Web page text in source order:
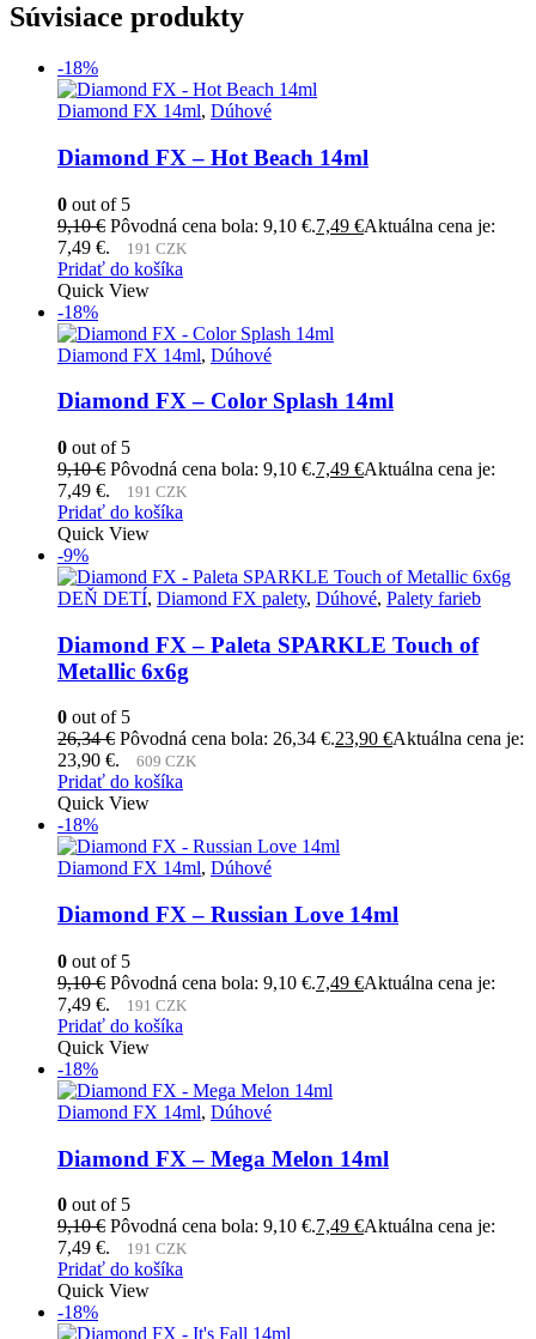
Súvisiace produkty
-18%
Diamond FX 14ml, Dúhové
Diamond FX – Hot Beach 14ml
0 out of 5
9,10€ Pôvodná cena bola: 9,10 €.7,49 €Aktuálna cena je:
7,49 €.
191 CZK
Pridať do košíka
Quick View
-18%
Diamond FX 14ml, Dúhové
Diamond FX – Color Splash 14ml
0 out of 5
9,10€ Pôvodná cena bola: 9,10 €.7,49 €Aktuálna cena je:
7,49 €.
191 CZK
Pridať do košíka
Quick View
-9%
DEŇ DETÍ, Diamond FX palety, Dúhové, Palety farieb
Diamond FX – Paleta SPARKLE Touch of
Metallic 6x6g
0 out of 5
26,34€ Pôvodná cena bola: 26,34 €.23,90 €Aktuálna cena je:
23,90 €.
609 CZK
Pridať do košíka
Quick View
-18%
Diamond FX 14ml, Dúhové
Diamond FX – Russian Love 14ml
0 out of 5
9,10€ Pôvodná cena bola: 9,10 €.7,49 €Aktuálna cena je:
7,49 €.
191 CZK
Pridať do košíka
Quick View
-18%
Diamond FX 14ml, Dúhové
Diamond FX – Mega Melon 14ml
0 out of 5
9,10€ Pôvodná cena bola: 9,10 €.7,49 €Aktuálna cena je:
7,49 €.
191 CZK
Pridať do košíka
Quick View
-18%